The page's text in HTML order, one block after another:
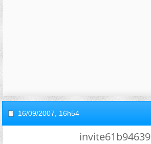
16/09/2007, 16h54
invite61b94639